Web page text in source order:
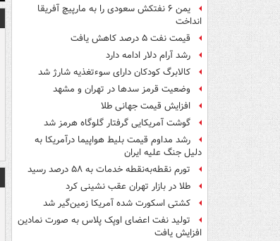
یمن ۶ نفتکش سعودی را به مارپیچ آفریقا
انداخت
قیمت نفت ۵ درصد کاهش یافت
رشد آرام دلار ادامه دارد
کالابرگ کودکان دارای سوءتغذیه شارژ شد
وضعیت قرمز سدها در تهران و مشهد
افزایش قیمت جهانی طلا
گوشت آمریکایی گرفتار گلوگاه هرمز شد
رشد مداوم قیمت بلیط هواپیما درآمریکا به
دلیل جنگ علیه ایران
تورم نقطه‌به‌نقطه خدمات به ۵۸ درصد رسید
طلا در بازار تهران عقب نشینی کرد
کشتی اسکورت شده آمریکا زمین‌گیر شد
تولید نفت اعضای اوپک پلاس به صورت نمادین
افزایش یافت